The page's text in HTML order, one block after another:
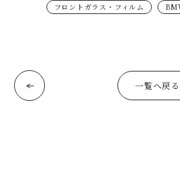
フロントガラス・フィルム
一覧へ戻る